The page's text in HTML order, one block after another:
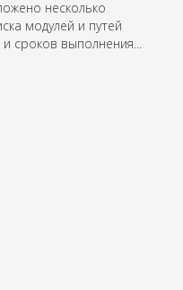
несколько
модулей и путей
сроков выполнения...